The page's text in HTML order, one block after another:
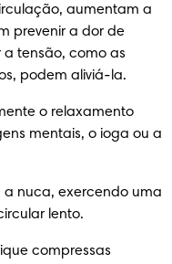
aumentam a
prevenir a dor de
tensão, como as
podem aliviá-la.
o relaxamento
mentais, o ioga ou a
a nuca, exercendo uma
lento.
compressas